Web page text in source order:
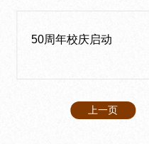
50周年校庆启动
上一页